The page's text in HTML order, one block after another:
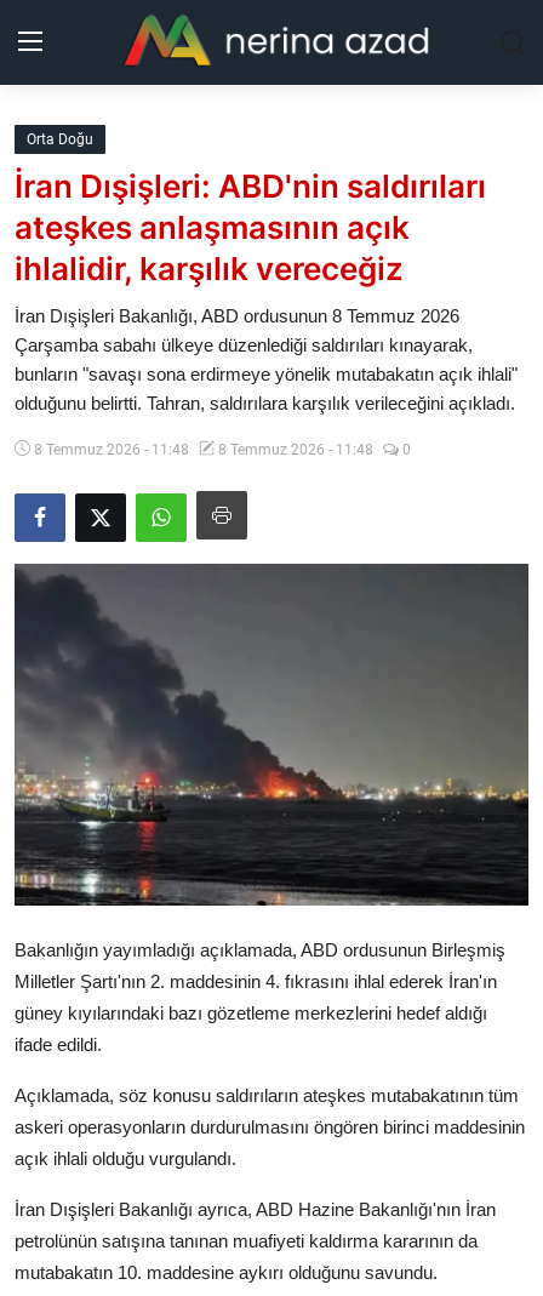
Kurdistan
Bölgeler
Yaşam
Güncel
Analiz
Makaleler
Galeri
Arşiv
İletişim
Türkçe Kurdi
Orta Doğu
İran Dışişleri: ABD'nin saldırıları
ateşkes anlaşmasının açık
ihlalidir, karşılık vereceğiz
İran Dışişleri Bakanlığı, ABD ordusunun 8 Temmuz 2026
Çarşamba sabahı ülkeye düzenlediği saldırıları kınayarak,
bunların "savaşı sona erdirmeye yönelik mutabakatın açık ihlali"
olduğunu belirtti. Tahran, saldırılara karşılık verileceğini açıkladı.
8 Temmuz 2026 - 11:48 8 Temmuz 2026 - 11:48 0
Bakanlığın yayımladığı açıklamada, ABD ordusunun Birleşmiş
Milletler Şartı'nın 2. maddesinin 4. fıkrasını ihlal ederek İran'ın
güney kıyılarındaki bazı gözetleme merkezlerini hedef aldığı
ifade edildi.
Açıklamada, söz konusu saldırıların ateşkes mutabakatının tüm
askeri operasyonların durdurulmasını öngören birinci maddesinin
açık ihlali olduğu vurgulandı.
İran Dışişleri Bakanlığı ayrıca, ABD Hazine Bakanlığı'nın İran
petrolünün satışına tanınan muafiyeti kaldırma kararının da
mutabakatın 10. maddesine aykırı olduğunu savundu.